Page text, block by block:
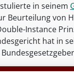
in seinem
Beurteilung von
Instance
hat in